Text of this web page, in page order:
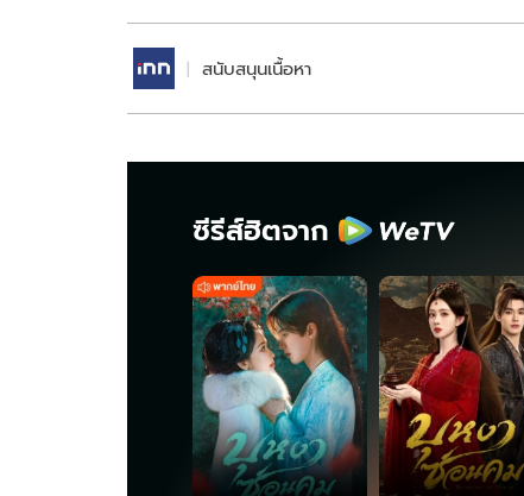
สนับสนุนเนื้อหา
ซีรีส์ฮิตจาก